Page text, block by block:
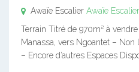
Awaïe Escalier Awaïe Escalier
Terrain Titré de 970m² à
Manassa, vers Ngoantet – Non
– Encore d’autres Espaces